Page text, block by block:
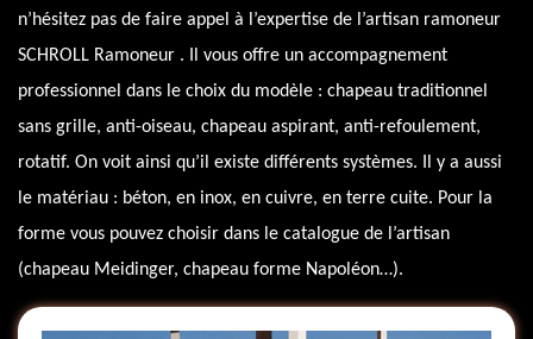
n’hésitez pas de faire appel à l’expertise de l’artisan ramoneur
SCHROLL Ramoneur . Il vous offre un accompagnement
professionnel dans le choix du modèle : chapeau traditionnel
sans grille, anti-oiseau, chapeau aspirant, anti-refoulement,
rotatif. On voit ainsi qu’il existe différents systèmes. Il y a aussi
le matériau : béton, en inox, en cuivre, en terre cuite. Pour la
forme vous pouvez choisir dans le catalogue de l’artisan
(chapeau Meidinger, chapeau forme Napoléon…).